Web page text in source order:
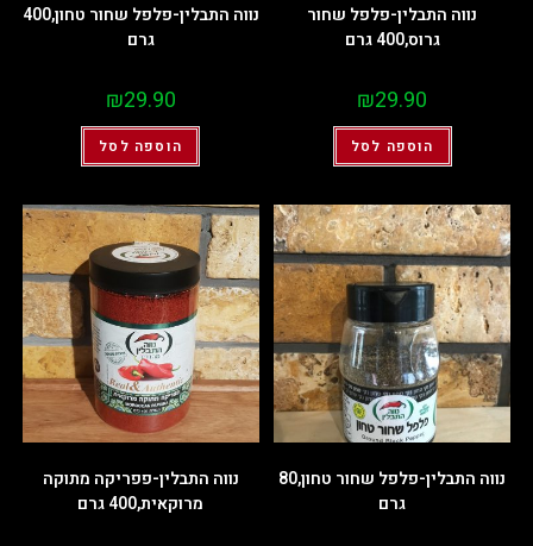
נווה התבלין-פלפל שחור
גרוס,400 גרם
₪29.90
הוספה לסל
נווה התבלין-פלפל שחור טחון,400
גרם
₪29.90
הוספה לסל
נווה התבלין-פלפל שחור טחון,80
גרם
נווה התבלין-פפריקה מתוקה
מרוקאית,400 גרם